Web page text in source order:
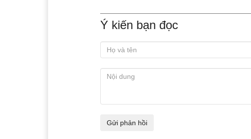
Ý kiến bạn đọc